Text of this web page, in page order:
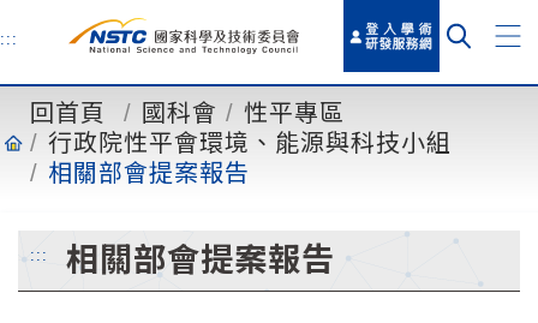
主
:::
回首頁 國科會
性平專區
行政院性平會環境、能源與科技小組
相關部會提案報告
::: 相關部會提案報告